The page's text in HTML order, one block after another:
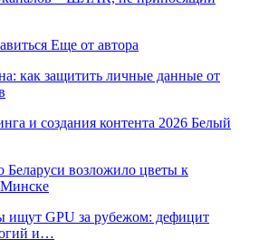
Еще от автора
как защитить личные данные от
и создания контента 2026 Белый
Беларуси возложило цветы к
ищут GPU за рубежом: дефицит
и…